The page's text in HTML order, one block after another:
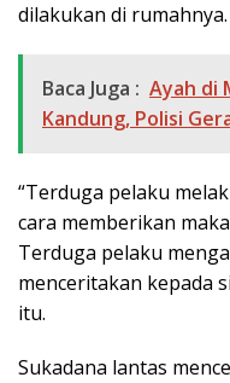
dilakukan di rumahnya.
Baca Juga : Ayah di
Kandung, Polisi
“Terduga pelaku
cara memberikan
Terduga pelaku
menceritakan kepada
itu.
Sukadana lantas